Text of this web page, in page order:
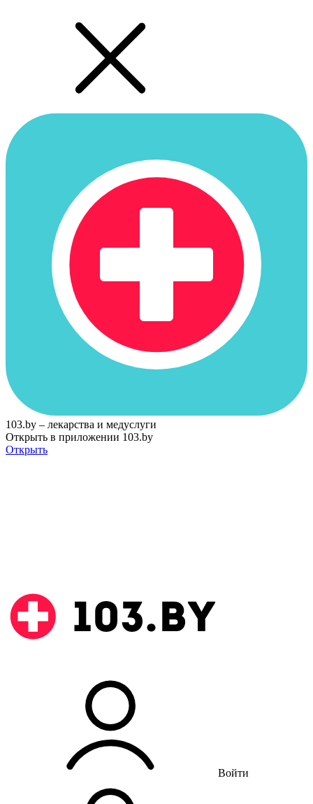
103.by – лекарства и медуслуги
Открыть в приложении 103.by
Открыть
Войти